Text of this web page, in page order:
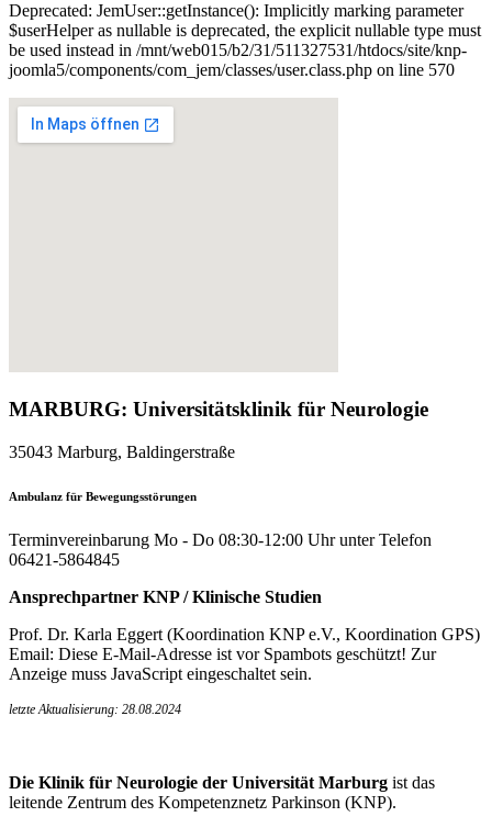
Deprecated: JemUser::getInstance(): Implicitly marking parameter
$userHelper as nullable is deprecated, the explicit nullable type must
be used instead in /mnt/web015/b2/31/511327531/htdocs/site/knp-
joomla5/components/com_jem/classes/user.class.php on line 570
MARBURG: Universitätsklinik für Neurologie
35043 Marburg, Baldingerstraße
Ambulanz für Bewegungsstörungen
Terminvereinbarung Mo - Do 08:30-12:00 Uhr unter Telefon
06421-5864845
Ansprechpartner KNP / Klinische Studien
Prof. Dr. Karla Eggert (Koordination KNP e.V., Koordination GPS)
Email: Diese E-Mail-Adresse ist vor Spambots geschützt! Zur
Anzeige muss JavaScript eingeschaltet sein.
letzte Aktualisierung: 28.08.2024
Die Klinik für Neurologie der Universität Marburg ist das
leitende Zentrum des Kompetenznetz Parkinson (KNP).